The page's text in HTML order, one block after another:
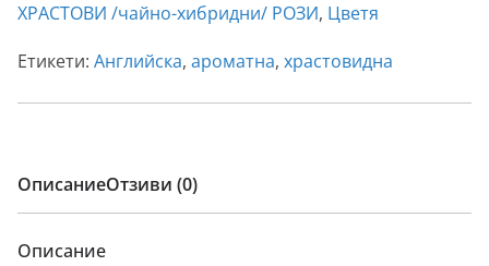
ХРАСТОВИ /чайно-хибридни/ РОЗИ, Цветя
Етикети: Английска, ароматна, храстовидна
ОписаниеОтзиви (0)
Описание